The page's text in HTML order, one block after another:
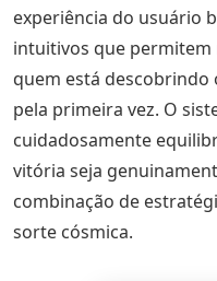
experiência do usuário
intuitivos que permitem
quem está descobrindo
pela primeira vez. O
cuidadosamente
vitória seja
combinação de
sorte cósmica.